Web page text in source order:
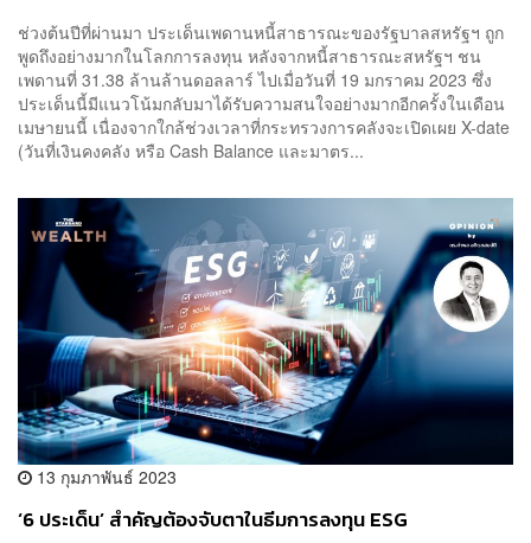
ช่วงต้นปีที่ผ่านมา ประเด็นเพดานหนี้สาธารณะของรัฐบาลสหรัฐฯ ถูก
พูดถึงอย่างมากในโลกการลงทุน หลังจากหนี้สาธารณะสหรัฐฯ ชน
เพดานที่ 31.38 ล้านล้านดอลลาร์ ไปเมื่อวันที่ 19 มกราคม 2023 ซึ่ง
ประเด็นนี้มีแนวโน้มกลับมาได้รับความสนใจอย่างมากอีกครั้งในเดือน
เมษายนนี้ เนื่องจากใกล้ช่วงเวลาที่กระทรวงการคลังจะเปิดเผย X-date
(วันที่เงินคงคลัง หรือ Cash Balance และมาตร...
13 กุมภาพันธ์ 2023
‘6 ประเด็น’ สำคัญต้องจับตาในธีมการลงทุน ESG